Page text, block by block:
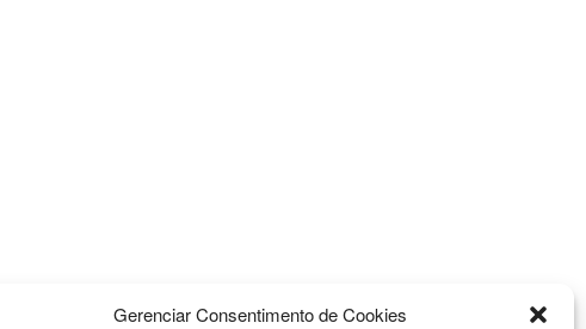
Gerenciar Consentimento de Cookies